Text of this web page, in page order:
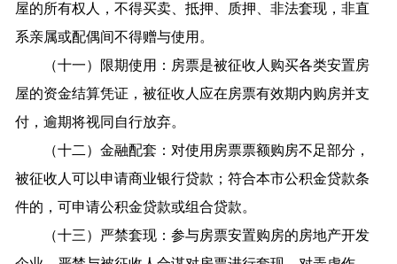
屋的所有权人，不得买卖、抵押、质押、非法套现，非直
系亲属或配偶间不得赠与使用。
（十一）限期使用：房票是被征收人购买各类安置房
屋的资金结算凭证，被征收人应在房票有效期内购房并支
付，逾期将视同自行放弃。
（十二）金融配套：对使用房票票额购房不足部分，
被征收人可以申请商业银行贷款；符合本市公积金贷款条
件的，可申请公积金贷款或组合贷款。
（十三）严禁套现：参与房票安置购房的房地产开发